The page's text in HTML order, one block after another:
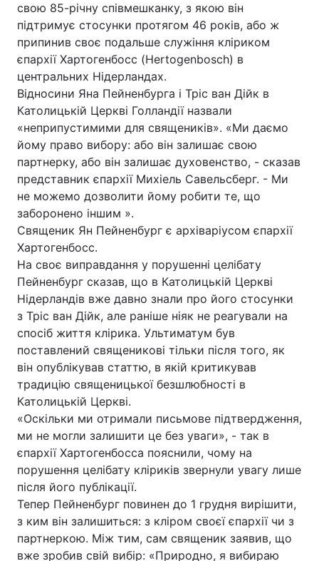
свою 85-річну співмешканку, з якою він
підтримує стосунки протягом 46 років, або ж
припинив своє подальше служіння кліриком
єпархії Хартогенбосс (Hertogenbosch) в
центральних Нідерландах.
Відносини Яна Пейненбурга і Тріс ван Дійк в
Католицькій Церкві Голландії назвали
«неприпустимими для священиків». «Ми даємо
йому право вибору: або він залишає свою
партнерку, або він залишає духовенство, - сказав
представник єпархії Михіель Савельсберг. - Ми
не можемо дозволити йому робити те, що
заборонено іншим ».
Священик Ян Пейненбург є архіваріусом єпархії
Хартогенбосс.
На своє виправдання у порушенні целібату
Пейненбург сказав, що в Католицькій Церкві
Нідерландів вже давно знали про його стосунки
з Тріс ван Дійк, але раніше ніяк не реагували на
спосіб життя клірика. Ультиматум був
поставлений священикові тільки після того, як
він опублікував статтю, в якій критикував
традицію священицької безшлюбності в
Католицькій Церкві.
«Оскільки ми отримали письмове підтвердження,
ми не могли залишити це без уваги», - так в
єпархії Хартогенбосса пояснили, чому на
порушення целібату кліриків звернули увагу лише
після його публікації.
Тепер Пейненбург повинен до 1 грудня вирішити,
з ким він залишиться: з кліром своєї єпархії чи з
партнеркою. Між тим, сам священик заявив, що
вже зробив свій вибір: «Природно, я вибираю